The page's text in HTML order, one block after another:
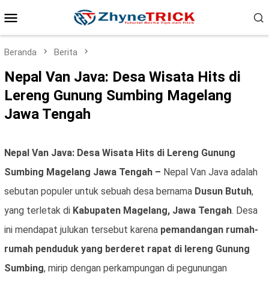
ke
Mobile
Beranda Berita
Nepal Van Java: Desa Wisata Hits di
Lereng Gunung Sumbing Magelang
Jawa Tengah
Nepal Van Java: Desa Wisata Hits di Lereng Gunung
Sumbing Magelang Jawa Tengah – Nepal Van Java adalah
sebutan populer untuk sebuah desa bernama Dusun Butuh,
yang terletak di Kabupaten Magelang, Jawa Tengah. Desa
ini mendapat julukan tersebut karena pemandangan rumah-
rumah penduduk yang berderet rapat di lereng Gunung
Sumbing, mirip dengan perkampungan di pegunungan